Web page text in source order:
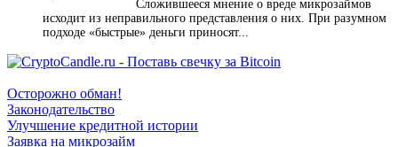
Сложившееся мнение о вреде микрозаймов
исходит из неправильного представления о них. При разумном
подходе «быстрые» деньги приносят...
Осторожно обман!
Законодательство
Улучшение кредитной истории
Заявка на микрозайм